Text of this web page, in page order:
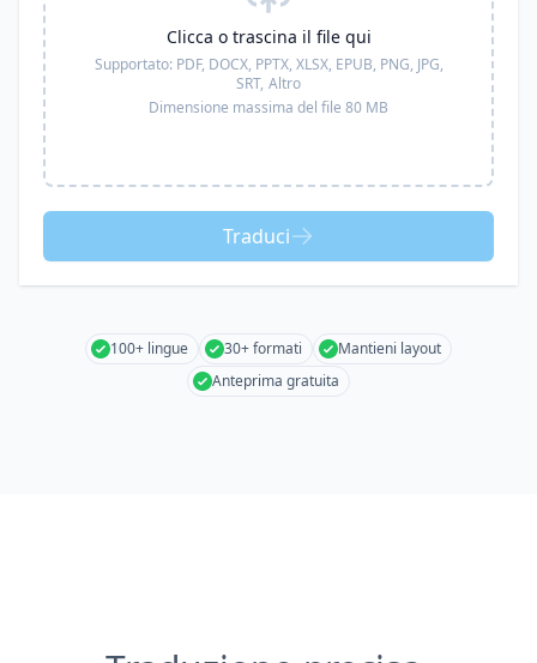
Clicca o trascina il file qui
Supportato: PDF, DOCX, PPTX, XLSX, EPUB, PNG, JPG,
SRT, Altro
Dimensione massima del file 80 MB
Traduci
100+ lingue 30+ formati
Mantieni layout
Anteprima gratuita